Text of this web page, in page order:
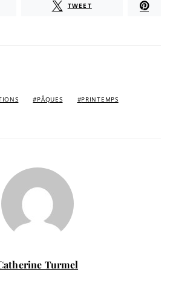
TWEET
PÂQUES PRINTEMPS
Turmel